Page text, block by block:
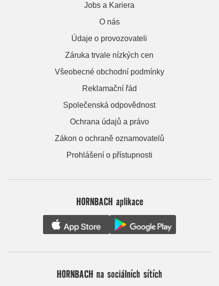
Jobs a Kariera
O nás
Údaje o provozovateli
Záruka trvale nízkých cen
Všeobecné obchodní podmínky
Reklamační řád
Společenská odpovědnost
Ochrana údajů a právo
Zákon o ochraně oznamovatelů
Prohlášení o přístupnosti
HORNBACH aplikace
HORNBACH na sociálních sítích